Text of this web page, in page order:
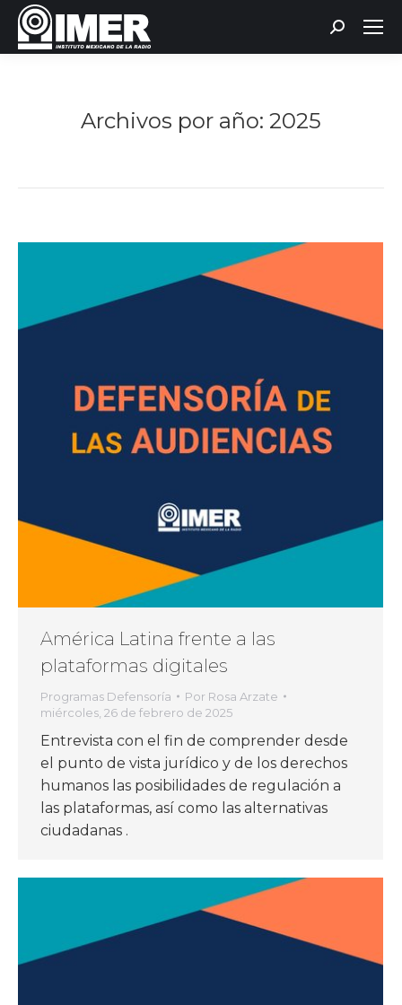
Buscar:
Archivos por año: 2025
América Latina frente a las
plataformas digitales
Programas Defensoría Por Rosa Arzate
miércoles, 26 de febrero de 2025
Entrevista con el fin de comprender desde
el punto de vista jurídico y de los derechos
humanos las posibilidades de regulación a
las plataformas, así como las alternativas
ciudadanas .